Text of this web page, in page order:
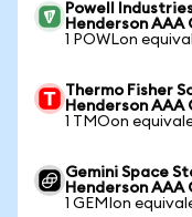
Powell
Henderson AAA
1 POWLon
Thermo Fisher
Henderson AAA
1 TMOon
Gemini Space
Henderson AAA
1 GEMIon